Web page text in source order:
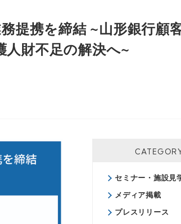
提携を締結 ~山形銀行顧
人財不足の解決へ~
セミナー・施設見
メディア掲載
プレスリリース